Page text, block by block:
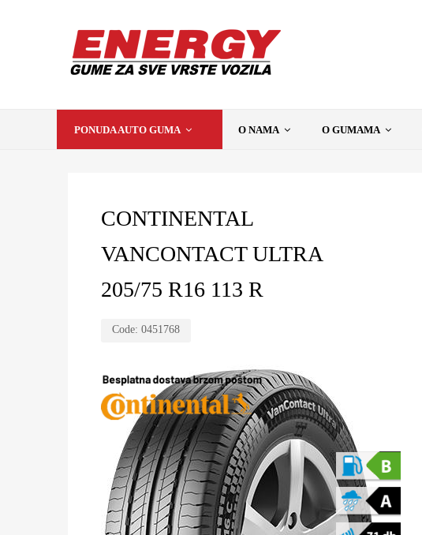
PONUDA AUTO GUMA O NAMA O GUMAMA
CONTINENTAL
VANCONTACT ULTRA
205/75 R16 113 R
Code: 0451768